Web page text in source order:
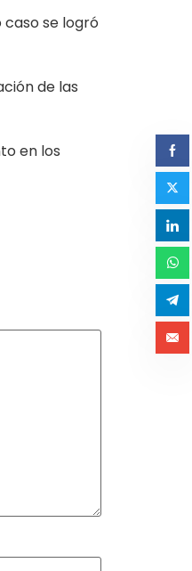
caso se logró
de las
en los